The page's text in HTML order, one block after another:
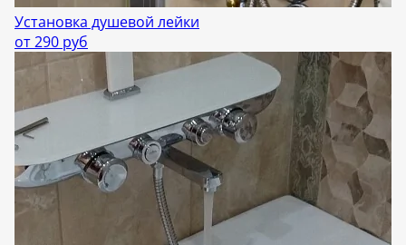
Установка душевой лейки
от 290 руб